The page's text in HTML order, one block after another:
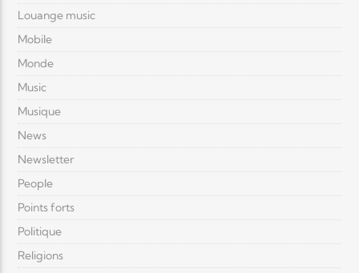
Louange music
Mobile
Monde
Music
Musique
News
Newsletter
People
Points forts
Politique
Religions